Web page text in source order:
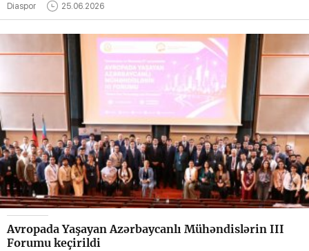
Diaspor 25.06.2026
Avropada Yaşayan Azərbaycanlı Mühəndislərin III
Forumu keçirildi